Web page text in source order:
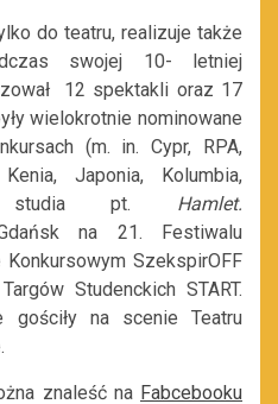
do teatru, realizuje także
swojej 10- letniej
12 spektakli oraz 17
wielokrotnie nominowane
(m. in. Cypr, RPA,
Japonia, Kolumbia,
studia pt. Hamlet.
na 21. Festiwalu
SzekspirOFF
Studenckich START.
gościły na scenie Teatru
znaleść na Fabcebooku